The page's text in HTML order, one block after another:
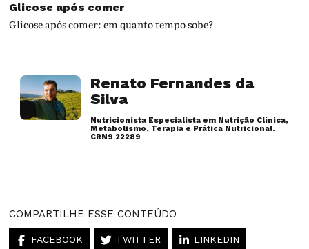
Glicose após comer
Glicose após comer: em quanto tempo sobe?
Renato Fernandes da
Silva
Nutricionista Especialista em Nutrição Clínica,
Metabolismo, Terapia e Prática Nutricional.
CRN9 22289
COMPARTILHE ESSE CONTEÚDO
FACEBOOK TWITTER LINKEDIN